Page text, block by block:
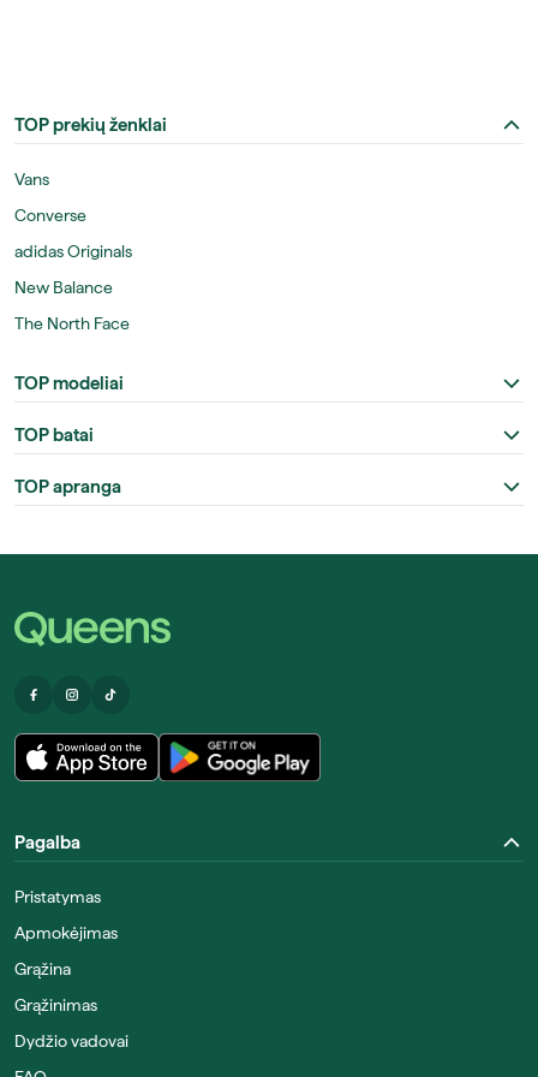
TOP prekių ženklai
Vans
Converse
adidas Originals
New Balance
The North Face
TOP modeliai
TOP batai
TOP apranga
Pagalba
Pristatymas
Apmokėjimas
Grąžina
Grąžinimas
Dydžio vadovai